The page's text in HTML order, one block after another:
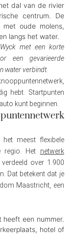
dal van de rivier
centrum. De
oude molens,
langs het water.
met een korte
een gevarieerde
water verbindt.
hebt. Startpunten
kunt beginnen.
het meest flexibele
regio. Het netwerk
over 1.900
Dat betekent dat je
Maastricht, een
heeft een nummer.
hotel of